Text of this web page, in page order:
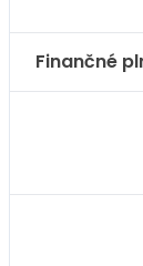
Finančné